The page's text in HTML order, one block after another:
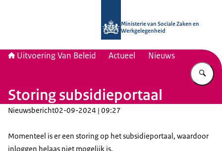
Ministerie van Sociale Zaken en
Werkgelegenheid
Uitvoering Van Beleid Actueel Nieuws
Storing subsidieportaal
Nieuwsbericht02-09-2024 | 09:27
Momenteel is er een storing op het subsidieportaal, waardoor
inloggen helaas niet mogelijk is.